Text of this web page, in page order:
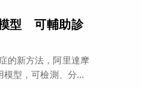
型 可輔助診
的新方法，阿里達摩
模型，可檢測、分...